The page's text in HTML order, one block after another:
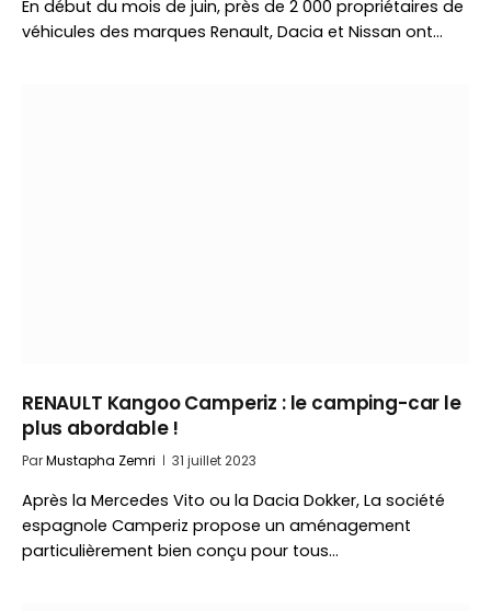
En début du mois de juin, près de 2 000 propriétaires de
véhicules des marques Renault, Dacia et Nissan ont…
RENAULT Kangoo Camperiz : le camping-car le
plus abordable !
ParMustapha Zemri 31 juillet 2023
Après la Mercedes Vito ou la Dacia Dokker, La société
espagnole Camperiz propose un aménagement
particulièrement bien conçu pour tous…